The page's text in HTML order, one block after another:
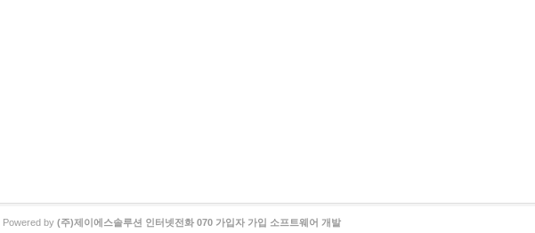
Powered by (주)제이에스솔루션 인터넷전화 070 가입자 가입 소프트웨어 개발